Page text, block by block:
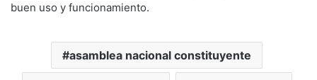
buen uso y funcionamiento.
asamblea nacional constituyente